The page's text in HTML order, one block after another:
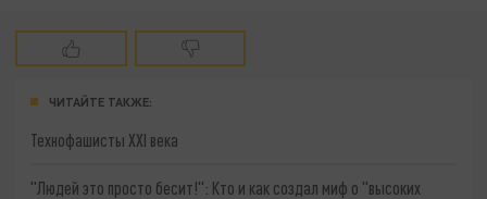
ЧИТАЙТЕ ТАКЖЕ:
Технофашисты XXI века
"Людей это просто бесит!": Кто и как создал миф о "высоких